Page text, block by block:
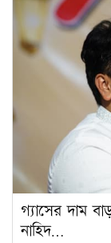
গ্যাসের দাম
নাহিদ…